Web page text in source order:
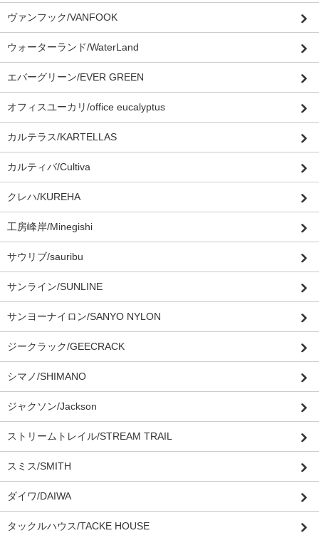
ヴァンフック/VANFOOK
ウォーターランド/WaterLand
エバーグリーン/EVER GREEN
オフィスユーカリ/office eucalyptus
カルテラス/KARTELLAS
カルティバ/Cultiva
クレハ/KUREHA
工房峰岸/Minegishi
サウリブ/sauribu
サンライン/SUNLINE
サンヨーナイロン/SANYO NYLON
ジークラック/GEECRACK
シマノ/SHIMANO
ジャクソン/Jackson
ストリームトレイル/STREAM TRAIL
スミス/SMITH
ダイワ/DAIWA
タックルハウス/TACKE HOUSE